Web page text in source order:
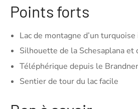
Points forts
Lac de montagne d’un
Silhouette de la Schesaplana et
Téléphérique depuis le
Sentier de tour du lac facile